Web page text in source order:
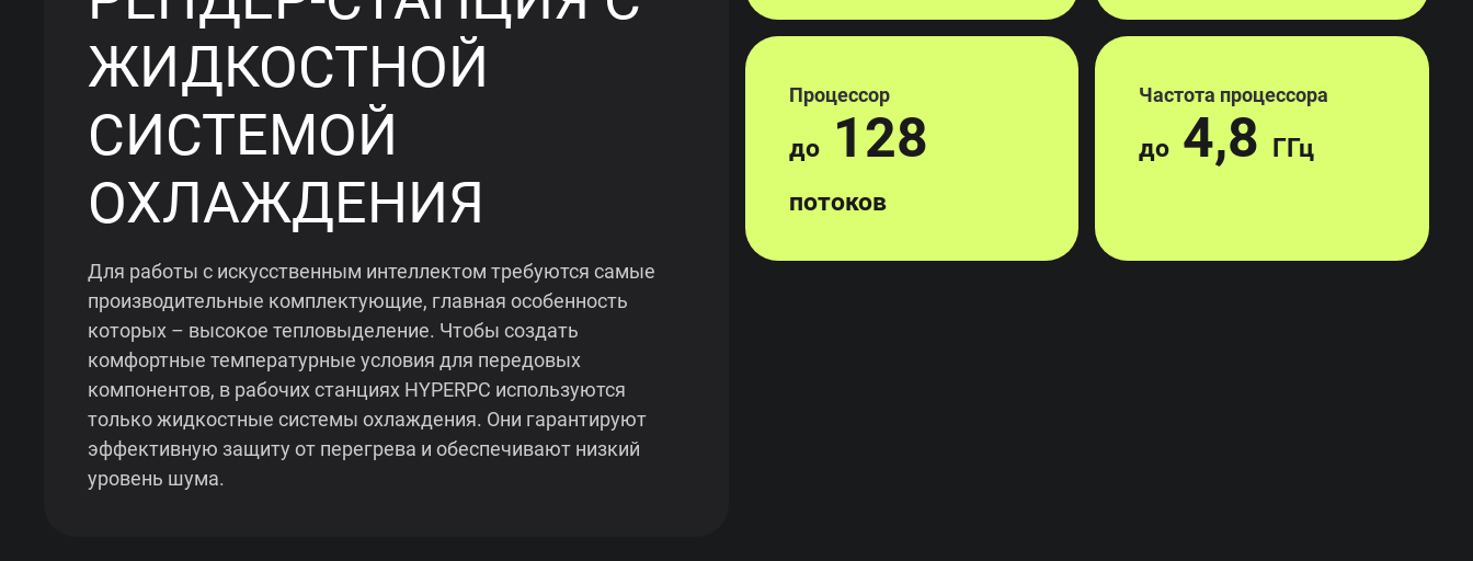
ЖИДКОСТНОЙ
СИСТЕМОЙ
ОХЛАЖДЕНИЯ
Для работы с искусственным интеллектом требуются самые
производительные комплектующие, главная особенность
которых – высокое тепловыделение. Чтобы создать
комфортные температурные условия для передовых
компонентов, в рабочих станциях HYPERPC используются
только жидкостные системы охлаждения. Они гарантируют
эффективную защиту от перегрева и обеспечивают низкий
уровень шума.
Процессор
до128
потоков
Частота процессора
до 4,8 ГГц